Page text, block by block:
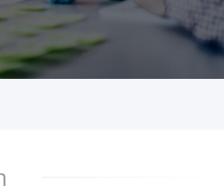
Menedżer / Menedżerka
Zespołu Strategii Komercyjnej
i Kontraktowania
kontraktowanie. Tworzenie strategii